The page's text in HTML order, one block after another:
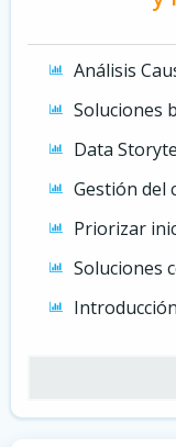
Análisis
Soluciones
Data
Gestión del
Priorizar
Soluciones